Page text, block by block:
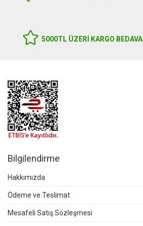
5000TL ÜZERI KARGO BEDAVA
Bilgilendirme
Hakkımızda
Ödeme ve Teslimat
Mesafeli Satış Sözleşmesi